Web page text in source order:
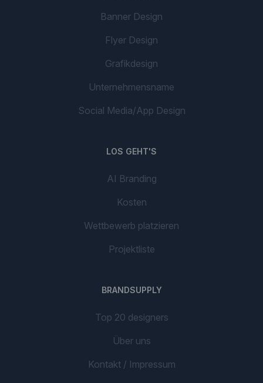
Banner Design
Flyer Design
Grafikdesign
Unternehmensname
Social Media/App Design
LOS GEHT'S
AI Branding
Kosten
Wettbewerb platzieren
Projektliste
BRANDSUPPLY
Top 20 designers
Über uns
Kontakt / Impressum